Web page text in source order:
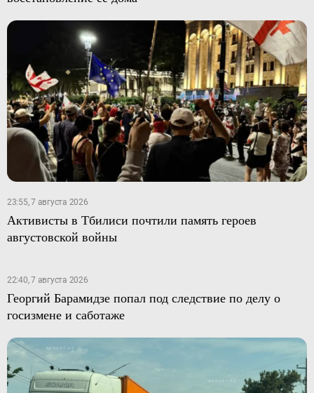
23:55, 7 августа 2026
Активисты в Тбилиси почтили память героев
августовской войны
22:40, 7 августа 2026
Георгий Барамидзе попал под следствие по делу о
госизмене и саботаже